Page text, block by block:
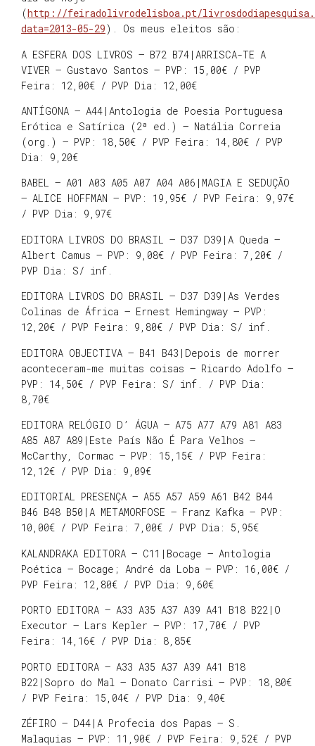
(http://feiradolivrodelisboa.pt/
data=2013-05-29). Os meus eleitos são:
A ESFERA DOS LIVROS – B72 B74|ARRISCA-TE A
VIVER – Gustavo Santos – PVP: 15,00€ / PVP
Feira: 12,00€ / PVP Dia: 12,00€
ANTÍGONA – A44|Antologia de Poesia Portuguesa
Erótica e Satírica (2ª ed.) – Natália Correia
(org.) – PVP: 18,50€ / PVP Feira: 14,80€ / PVP
Dia: 9,20€
BABEL – A01 A03 A05 A07 A04 A06|MAGIA E SEDUÇÃO
– ALICE HOFFMAN – PVP: 19,95€ / PVP Feira: 9,97€
/ PVP Dia: 9,97€
EDITORA LIVROS DO BRASIL – D37 D39|A Queda –
Albert Camus – PVP: 9,08€ / PVP Feira: 7,20€ /
PVP Dia: S/ inf.
EDITORA LIVROS DO BRASIL – D37 D39|As Verdes
Colinas de África – Ernest Hemingway – PVP:
12,20€ / PVP Feira: 9,80€ / PVP Dia: S/ inf.
EDITORA OBJECTIVA – B41 B43|Depois de morrer
aconteceram-me muitas coisas – Ricardo Adolfo –
PVP: 14,50€ / PVP Feira: S/ inf. / PVP Dia:
8,70€
EDITORA RELÓGIO D’ ÁGUA – A75 A77 A79 A81 A83
A85 A87 A89|Este País Não É Para Velhos –
McCarthy, Cormac – PVP: 15,15€ / PVP Feira:
12,12€ / PVP Dia: 9,09€
EDITORIAL PRESENÇA – A55 A57 A59 A61 B42 B44
B46 B48 B50|A METAMORFOSE – Franz Kafka – PVP:
10,00€ / PVP Feira: 7,00€ / PVP Dia: 5,95€
KALANDRAKA EDITORA – C11|Bocage – Antologia
Poética – Bocage; André da Loba – PVP: 16,00€ /
PVP Feira: 12,80€ / PVP Dia: 9,60€
PORTO EDITORA – A33 A35 A37 A39 A41 B18 B22|O
Executor – Lars Kepler – PVP: 17,70€ / PVP
Feira: 14,16€ / PVP Dia: 8,85€
PORTO EDITORA – A33 A35 A37 A39 A41 B18
B22|Sopro do Mal – Donato Carrisi – PVP: 18,80€
/ PVP Feira: 15,04€ / PVP Dia: 9,40€
ZÉFIRO – D44|A Profecia dos Papas – S.
Malaquias – PVP: 11,90€ / PVP Feira: 9,52€ / PVP